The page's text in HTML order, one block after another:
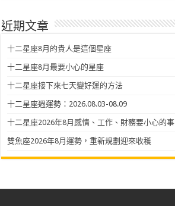
近期文章
十二星座8月的貴人是這個星座
十二星座8月最要小心的星座
十二星座接下來七天變好運的方法
十二星座週運勢：2026.08.03-08.09
十二星座2026年8月感情、工作、財務要小心的事
雙魚座2026年8月運勢，重新規劃迎來收穫